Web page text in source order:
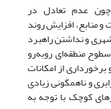
چون عدم تعادل در
و منابع، افزایش روند
و نداشتن راهبرد
منطقه‌ای روبه‌رو
از امکانات
و ناهمگونی زیادی
کوچک با توجه به